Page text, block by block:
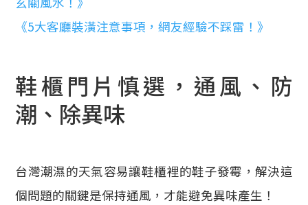
《5大客廳裝潢注意事項，網友經驗不踩雷！》
鞋櫃門片慎選，通風、防
潮、除異味
台灣潮濕的天氣容易讓鞋櫃裡的鞋子發霉，解決這
個問題的關鍵是保持通風，才能避免異味產生！